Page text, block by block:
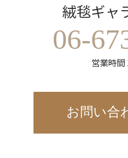
絨毯ギャ
06-
営業時間
お問い合